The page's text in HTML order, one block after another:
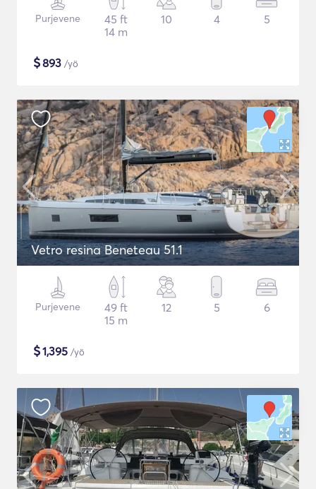
Purjevene
45 ft
14 m
10 4 5
$893 /yö
Vetro resina Beneteau 51.1
Purjevene
49 ft
15 m
12 5 6
$1,395 /yö